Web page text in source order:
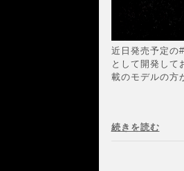
近日発売予定の
として開発して
載のモデルの方
続きを読む